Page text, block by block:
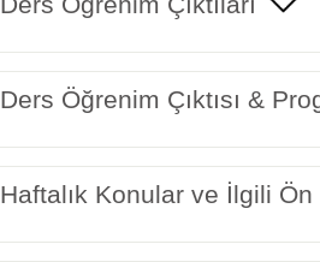
Ders Öğrenim Çıktısı &
Haftalık Konular ve İlgili Ön